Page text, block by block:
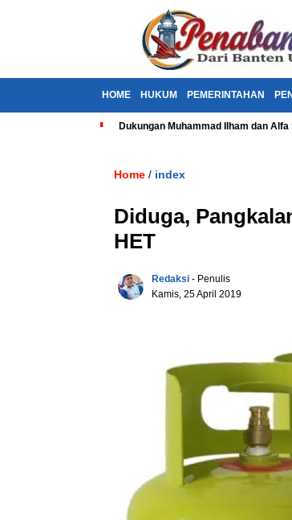
HOME HUKUM PEMERINTAHAN
Dukungan Muhammad Ilham dan
Home / index
Diduga,
HET
Redaksi - Penulis
Kamis, 25 April 2019